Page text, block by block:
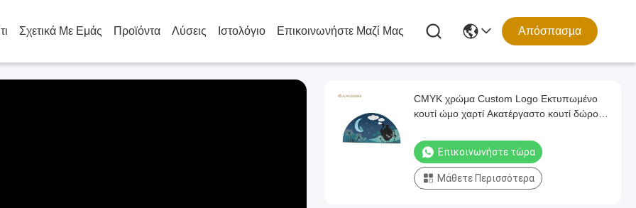
Σχετικά Με Εμάς Προϊόντα Λύσεις Ιστολόγιο Επικοινωνήστε Μαζί Μας Απόσπασμα
CMYK χρώμα Custom Logo Εκτυπωμένο
κουτί ώμο χαρτί Ακατέργαστο κουτί δώρο
Επικοινωνήστε τώρα
Μάθετε Περισσότερα